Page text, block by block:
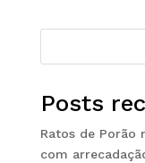
Posts
Ratos de Porão
com